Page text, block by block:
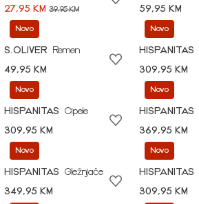
27,95 KM 39,95 KM
59,95 KM
Novo
S.OLIVER
Remen
49,95 KM
Novo
HISPANITAS
309,95 KM
Novo
HISPANITAS
Cipele
309,95 KM
Novo
HISPANITAS
369,95 KM
Novo
HISPANITAS
Gležnjače
349,95 KM
Novo
HISPANITAS
309,95 KM